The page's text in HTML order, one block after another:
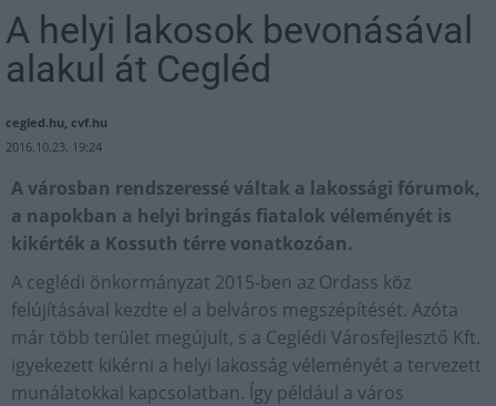
A helyi lakosok bevonásával
alakul át Cegléd
cegled.hu, cvf.hu
2016.10.23. 19:24
A városban rendszeressé váltak a lakossági fórumok,
a napokban a helyi bringás fiatalok véleményét is
kikérték a Kossuth térre vonatkozóan.
A ceglédi önkormányzat 2015-ben az Ordass köz
felújításával kezdte el a belváros megszépítését. Azóta
már több terület megújult, s a Ceglédi Városfejlesztő Kft.
igyekezett kikérni a helyi lakosság véleményét a tervezett
munálatokkal kapcsolatban. Így például a város